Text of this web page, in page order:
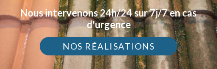
Nous intervenons 24h/24 sur 7j/7 en cas
d'urgence
NOS RÉALISATIONS